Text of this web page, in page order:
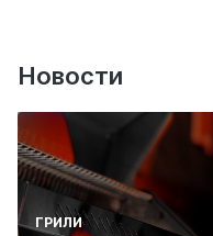
Новости
ГРИЛИ